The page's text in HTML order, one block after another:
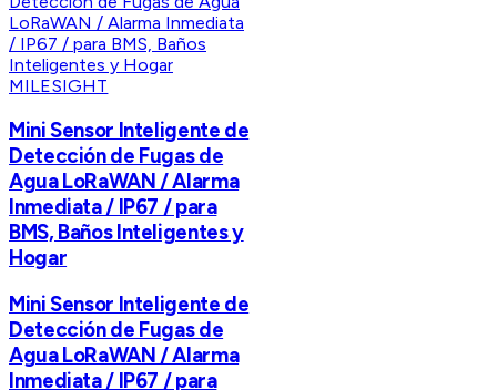
MILESIGHT
Mini Sensor Inteligente de
Detección de Fugas de
Agua LoRaWAN / Alarma
Inmediata / IP67 / para
BMS, Baños Inteligentes y
Hogar
Mini Sensor Inteligente de
Detección de Fugas de
Agua LoRaWAN / Alarma
Inmediata / IP67 / para